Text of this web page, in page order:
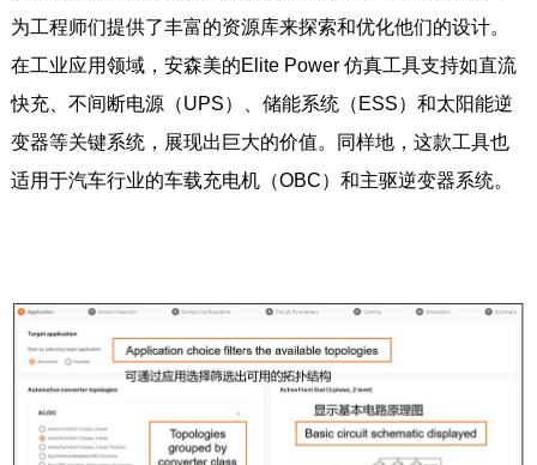
为工程师们提供了丰富的资源库来探索和优化他们的设计。
在工业应用领域，安森美的Elite Power 仿真工具支持如直流
快充、不间断电源（UPS）、储能系统（ESS）和太阳能逆
变器等关键系统，展现出巨大的价值。同样地，这款工具也
适用于汽车行业的车载充电机（OBC）和主驱逆变器系统。